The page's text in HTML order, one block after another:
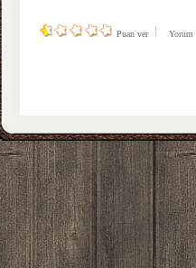
Puan ver